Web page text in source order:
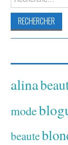
alina
mode
beaute